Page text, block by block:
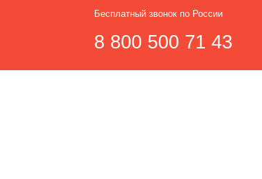
Бесплатный звонок по России
8 800 500 71 43